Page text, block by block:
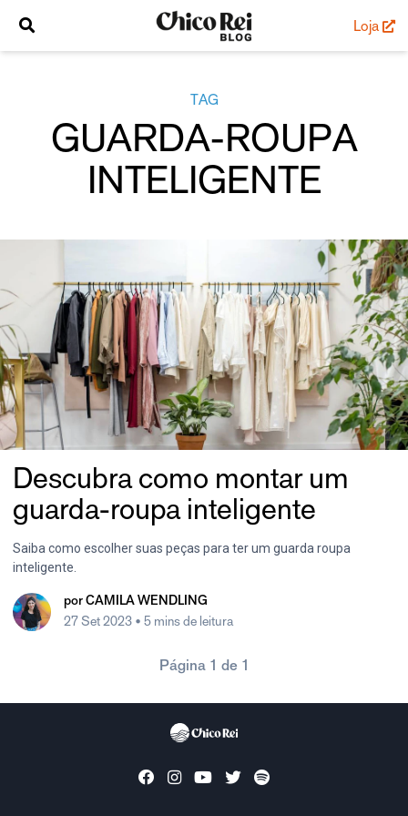
Loja
TAG
GUARDA-ROUPA
INTELIGENTE
Descubra como montar um
guarda-roupa inteligente
Saiba como escolher suas peças para ter um guarda roupa
inteligente.
por CAMILA WENDLING
27 Set 2023 • 5 mins de leitura
Página 1 de 1